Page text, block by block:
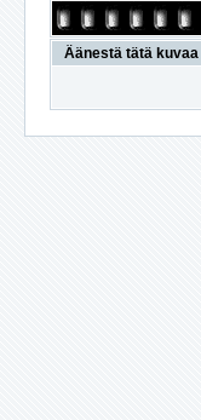
Äänestä tätä kuvaa